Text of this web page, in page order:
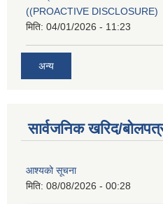
((PROACTIVE DISCLOSURE)
मिति: 04/01/2026 - 11:23
अन्य
सार्वजनिक खरिद/
आश्यको सूचना
मिति: 08/08/2026 - 00:28